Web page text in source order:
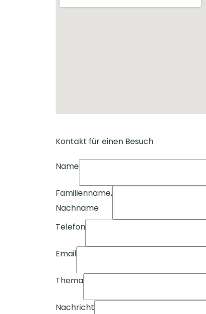
Kontakt für einen Besuch
Name
Familienname,
Nachname
Telefon
Email
Thema
Nachricht